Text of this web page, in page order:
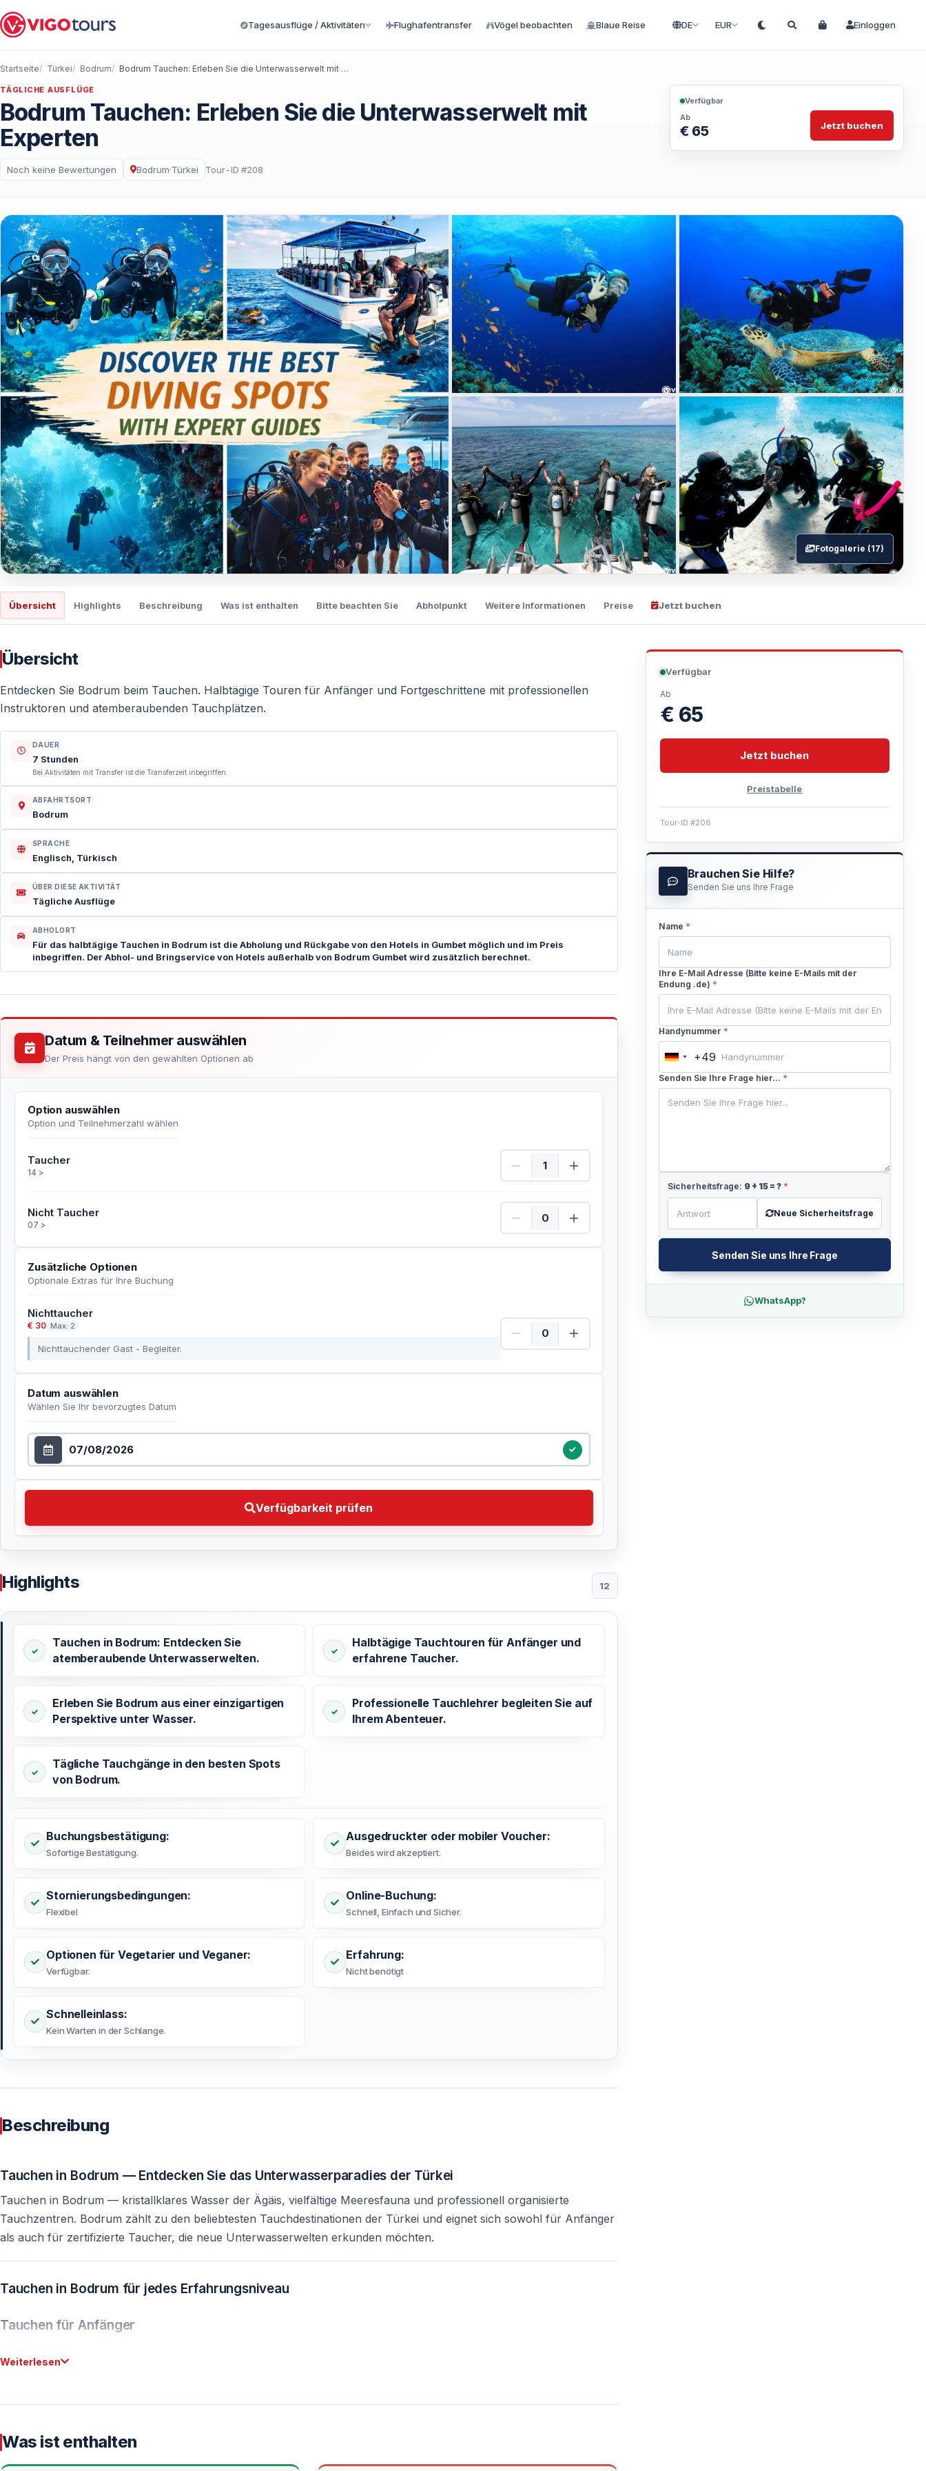
Tagesausflüge / Aktivitäten Flughafentransfer Vögel beobachten Blaue Reise DE EUR Einloggen
Startseite Türkei Bodrum Bodrum Tauchen: Erleben Sie die Unterwasserwelt mit Experten
TÄGLICHE AUSFLÜGE
Bodrum Tauchen: Erleben Sie die Unterwasserwelt mit
Experten
Noch keine Bewertungen Bodrum·Türkei Tour-ID #208
Verfügbar
Ab
€ 65 Jetzt buchen
Fotogalerie (17)
Übersicht Highlights Beschreibung Was ist enthalten Bitte beachten Sie Abholpunkt Weitere Informationen Preise Jetzt buchen
Übersicht
Entdecken Sie Bodrum beim Tauchen. Halbtägige Touren für Anfänger und Fortgeschrittene mit professionellen
Instruktoren und atemberaubenden Tauchplätzen.
DAUER
7 Stunden
Bei Aktivitäten mit Transfer ist die Transferzeit inbegriffen.
ABFAHRTSORT
Bodrum
SPRACHE
Englisch, Türkisch
ÜBER DIESE AKTIVITÄT
Tägliche Ausflüge
ABHOLORT
Für das halbtägige Tauchen in Bodrum ist die Abholung und Rückgabe von den Hotels in Gumbet möglich und im Preis
inbegriffen. Der Abhol- und Bringservice von Hotels außerhalb von Bodrum Gumbet wird zusätzlich berechnet.
Datum & Teilnehmer auswählen
Der Preis hängt von den gewählten Optionen ab
Option auswählen
Option und Teilnehmerzahl wählen
Taucher
14 >
Taucher Menge
Nicht Taucher
07 >
Nicht Taucher Menge
Zusätzliche Optionen
Optionale Extras für Ihre Buchung
Nichttaucher
€ 30 Max: 2
Nichttauchender Gast - Begleiter.
Datum auswählen
Wählen Sie Ihr bevorzugtes Datum
Datum auswählen
Verfügbarkeit prüfen
Verfügbarkeit prüfen Wählen Sie Ihr bevorzugtes Datum
Highlights 12
Tauchen in Bodrum: Entdecken Sie
atemberaubende Unterwasserwelten.
Halbtägige Tauchtouren für Anfänger und
erfahrene Taucher.
Erleben Sie Bodrum aus einer einzigartigen
Perspektive unter Wasser.
Professionelle Tauchlehrer begleiten Sie auf
Ihrem Abenteuer.
Tägliche Tauchgänge in den besten Spots
von Bodrum.
Buchungsbestätigung:
Sofortige Bestätigung.
Ausgedruckter oder mobiler Voucher:
Beides wird akzeptiert.
Stornierungsbedingungen:
Flexibel
Online-Buchung:
Schnell, Einfach und Sicher.
Optionen für Vegetarier und Veganer:
Verfügbar.
Erfahrung:
Nicht benötigt
Schnelleinlass:
Kein Warten in der Schlange.
Beschreibung
Tauchen in Bodrum — Entdecken Sie das Unterwasserparadies der Türkei
Tauchen in Bodrum — kristallklares Wasser der Ägäis, vielfältige Meeresfauna und professionell organisierte
Tauchzentren. Bodrum zählt zu den beliebtesten Tauchdestinationen der Türkei und eignet sich sowohl für Anfänger
als auch für zertifizierte Taucher, die neue Unterwasserwelten erkunden möchten.
Tauchen in Bodrum für jedes Erfahrungsniveau
Tauchen für Anfänger
lizenzierter Tauchlehrer.
— Kleine Gruppen für mehr Sicherheit und individuelles Betreuung
Weiterlesen
Was ist enthalten
Verfügbar
Ab
€ 65
Jetzt buchen
Preistabelle
Tour-ID #208
Brauchen Sie Hilfe?
Senden Sie uns Ihre Frage
Name *
Ihre E-Mail Adresse (Bitte keine E-Mails mit der
Endung .de) *
Handynummer *
Germany
+49
+49
Senden Sie Ihre Frage hier... *
Sicherheitsfrage: 9+ 15= ? *
Neue Sicherheitsfrage
Senden Sie uns Ihre Frage
WhatsApp?